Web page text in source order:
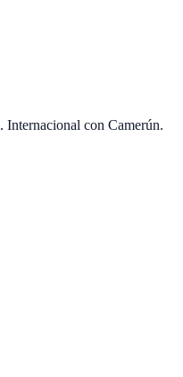
. Internacional con Camerún.